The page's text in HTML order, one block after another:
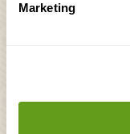
Marketing
Mooiste plekken op